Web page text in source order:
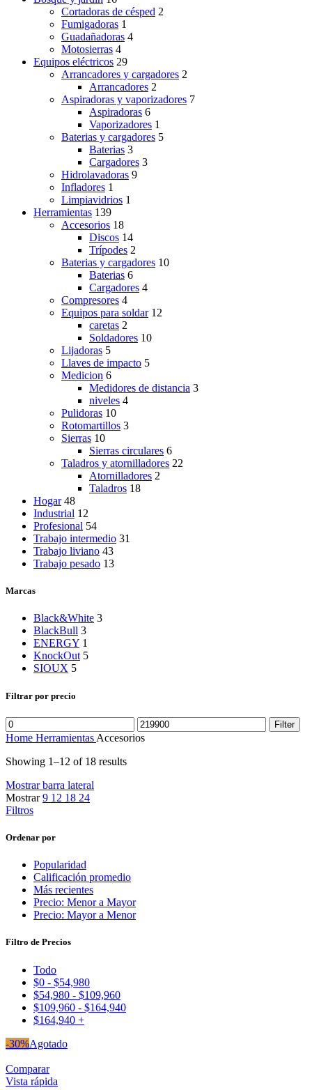
Cortadoras de césped 2
Fumigadoras 1
Guadañadoras 4
Motosierras 4
Equipos eléctricos 29
Arrancadores y cargadores 2
Arrancadores 2
Aspiradoras y vaporizadores 7
Aspiradoras 6
Vaporizadores 1
Baterias y cargadores 5
Baterias 3
Cargadores 3
Hidrolavadoras 9
Infladores 1
Limpiavidrios 1
Herramientas 139
Accesorios 18
Discos 14
Trípodes 2
Baterias y cargadores 10
Baterias 6
Cargadores 4
Compresores 4
Equipos para soldar 12
caretas 2
Soldadores 10
Lijadoras 5
Llaves de impacto 5
Medicion 6
Medidores de distancia 3
niveles 4
Pulidoras 10
Rotomartillos 3
Sierras 10
Sierras circulares 6
Taladros y atornilladores 22
Atornilladores 2
Taladros 18
Hogar 48
Industrial 12
Profesional 54
Trabajo intermedio 31
Trabajo liviano 43
Trabajo pesado 13
Marcas
Black&White 3
BlackBull 3
ENERGY 1
KnockOut 5
SIOUX 5
Filtrar por precio
Min
price
Max
price
Filter
Home Herramientas Accesorios
Showing 1–12 of 18 results
Mostrar barra lateral
Mostrar9 12 18 24
Filtros
Ordenar por
Popularidad
Calificación promedio
Más recientes
Precio: Menor a Mayor
Precio: Mayor a Menor
Filtro de Precios
Todo
$0 - $54,980
$54,980 - $109,960
$109,960 - $164,940
$164,940 +
-30%Agotado
Comparar
Vista rápida